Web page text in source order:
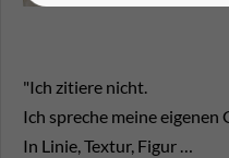
"Ich zitiere nicht.
Ich spreche meine eigenen
In Linie, Textur, Figur …